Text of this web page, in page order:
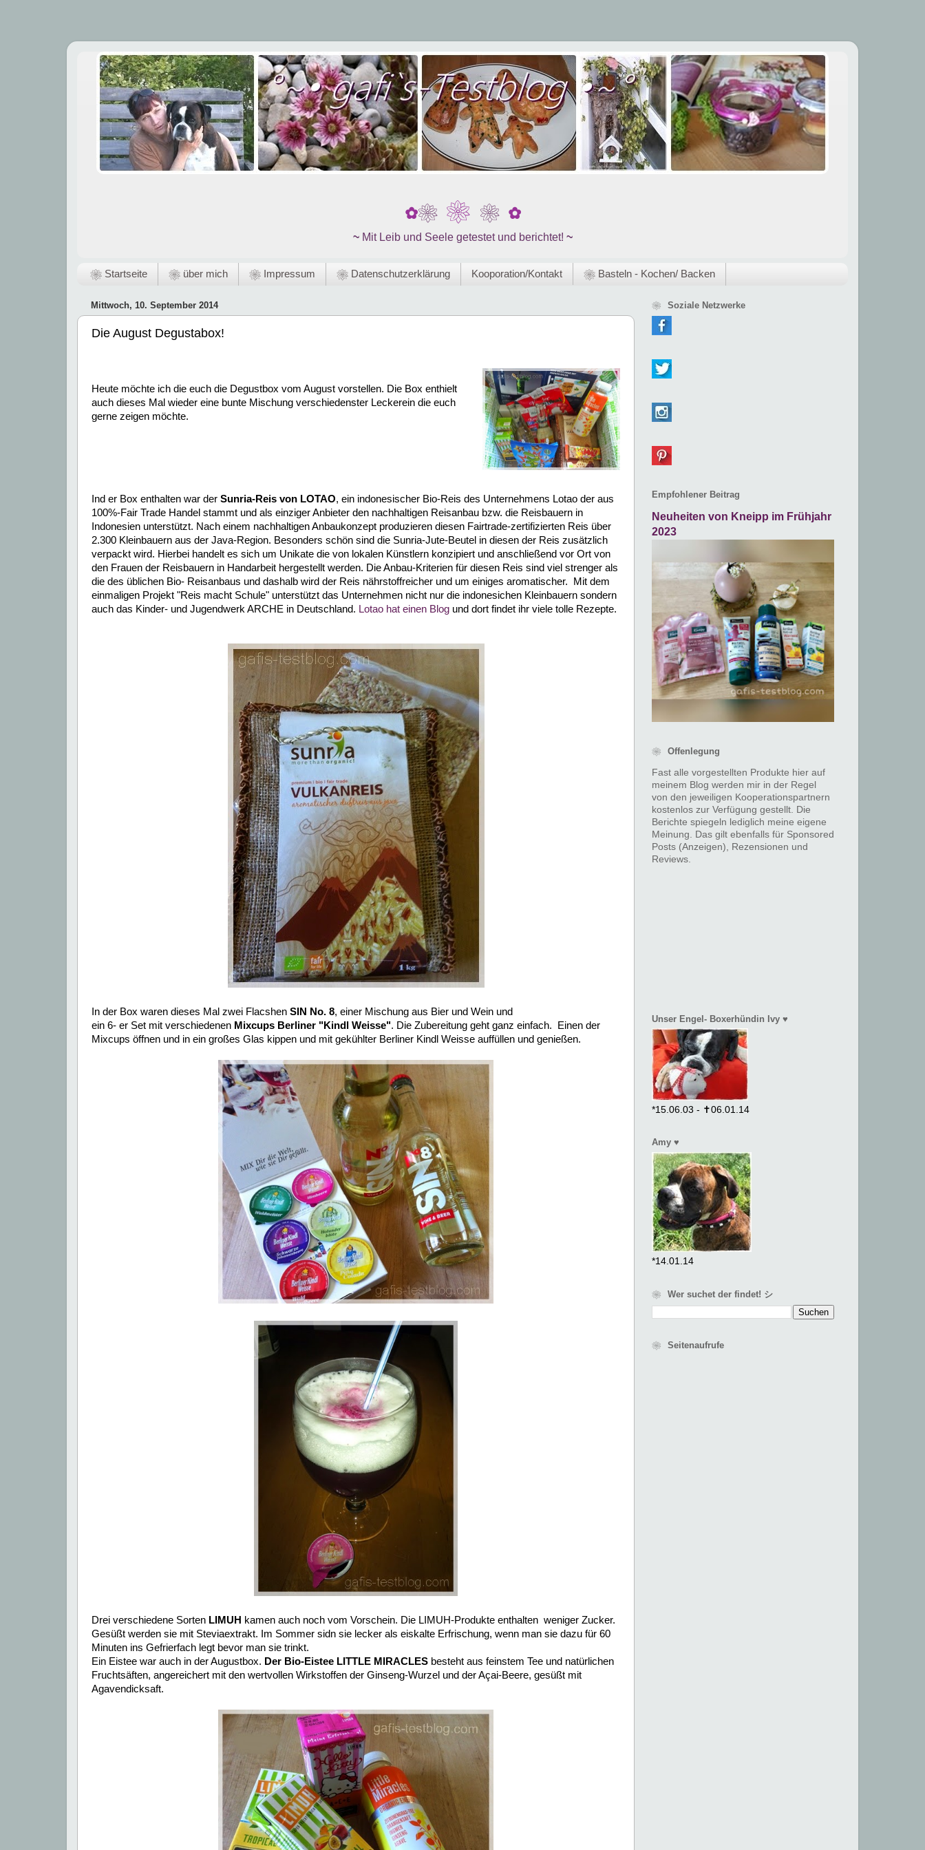
✿❀ ❀ ❀ ✿
~ Mit Leib und Seele getestet und berichtet! ~
❀ Startseite ❀ über mich ❀ Impressum ❀ Datenschutzerklärung Kooporation/Kontakt ❀ Basteln - Kochen/ Backen
Mittwoch, 10. September 2014
Die August Degustabox!
Heute möchte ich die euch die Degustbox vom August vorstellen. Die Box enthielt
auch dieses Mal wieder eine bunte Mischung verschiedenster Leckerein die euch
gerne zeigen möchte.
Ind er Box enthalten war der Sunria-Reis von LOTAO, ein indonesischer Bio-Reis des Unternehmens Lotao der aus
100%-Fair Trade Handel stammt und als einziger Anbieter den nachhaltigen Reisanbau bzw. die Reisbauern in
Indonesien unterstützt. Nach einem nachhaltigen Anbaukonzept produzieren diesen Fairtrade-zertifizierten Reis über
2.300 Kleinbauern aus der Java-Region. Besonders schön sind die Sunria-Jute-Beutel in diesen der Reis zusätzlich
verpackt wird. Hierbei handelt es sich um Unikate die von lokalen Künstlern konzipiert und anschließend vor Ort von
den Frauen der Reisbauern in Handarbeit hergestellt werden. Die Anbau-Kriterien für diesen Reis sind viel strenger als
die des üblichen Bio- Reisanbaus und dashalb wird der Reis nährstoffreicher und um einiges aromatischer. Mit dem
einmaligen Projekt "Reis macht Schule" unterstützt das Unternehmen nicht nur die indonesichen Kleinbauern sondern
auch das Kinder- und Jugendwerk ARCHE in Deutschland. Lotao hat einen Blog und dort findet ihr viele tolle Rezepte.
In der Box waren dieses Mal zwei Flacshen SIN No. 8, einer Mischung aus Bier und Wein und
ein 6- er Set mit verschiedenen Mixcups Berliner "Kindl Weisse". Die Zubereitung geht ganz einfach. Einen der
Mixcups öffnen und in ein großes Glas kippen und mit gekühlter Berliner Kindl Weisse auffüllen und genießen.
Drei verschiedene Sorten LIMUH kamen auch noch vom Vorschein. Die LIMUH-Produkte enthalten weniger Zucker.
Gesüßt werden sie mit Steviaextrakt. Im Sommer sidn sie lecker als eiskalte Erfrischung, wenn man sie dazu für 60
Minuten ins Gefrierfach legt bevor man sie trinkt.
Ein Eistee war auch in der Augustbox. Der Bio-Eistee LITTLE MIRACLES besteht aus feinstem Tee und natürlichen
Fruchtsäften, angereichert mit den wertvollen Wirkstoffen der Ginseng-Wurzel und der Açai-Beere, gesüßt mit
Agavendicksaft.
❀ Soziale Netzwerke
Empfohlener Beitrag
Neuheiten von Kneipp im Frühjahr
2023
❀ Offenlegung
Fast alle vorgestellten Produkte hier auf
meinem Blog werden mir in der Regel
von den jeweiligen Kooperationspartnern
kostenlos zur Verfügung gestellt. Die
Berichte spiegeln lediglich meine eigene
Meinung. Das gilt ebenfalls für Sponsored
Posts (Anzeigen), Rezensionen und
Reviews.
Unser Engel- Boxerhündin Ivy ♥
*15.06.03 - ✝06.01.14
Amy ♥
*14.01.14
❀ Wer suchet der findet! シ
❀ Seitenaufrufe